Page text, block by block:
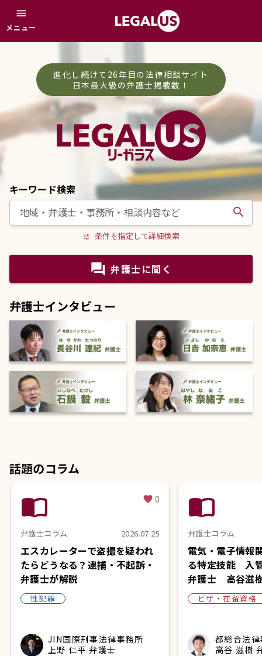
menu
メニュー
進化し続けて26年目の法律相談サイト
日本最大級の弁護士掲載数！
キーワード検索
search
tune 条件を指定して詳細検索
question_answer 弁護士に聞く
弁護士インタビュー
話題のコラム
import_contacts favorite 0
弁護士コラム 2026.07.25
エスカレーターで盗撮を疑われ
たらどうなる？逮捕・不起訴・
弁護士が解説
性犯罪
JIN国際刑事法律事務所
上野 仁平 弁護士
import_contacts
弁護士コラム
電気・電子情報
る特定技能 入
弁護士 高谷滋
ビザ・在留資格
都総合法
高谷 滋樹